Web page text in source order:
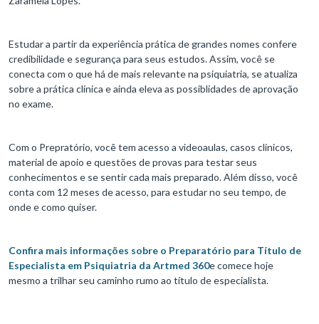
Estudar a partir da experiência prática de grandes nomes confere
credibilidade e segurança para seus estudos. Assim, você se
conecta com o que há de mais relevante na psiquiatria, se atualiza
sobre a prática clínica e ainda eleva as possiblidades de aprovação
no exame.
Com o Prepratório, você tem acesso a videoaulas, casos clínicos,
material de apoio e questões de provas para testar seus
conhecimentos e se sentir cada mais preparado. Além disso, você
conta com 12 meses de acesso, para estudar no seu tempo, de
onde e como quiser.
Confira mais informações sobre o Preparatório para Título de
Especialista em Psiquiatria da Artmed 360e comece hoje
mesmo a trilhar seu caminho rumo ao título de especialista.